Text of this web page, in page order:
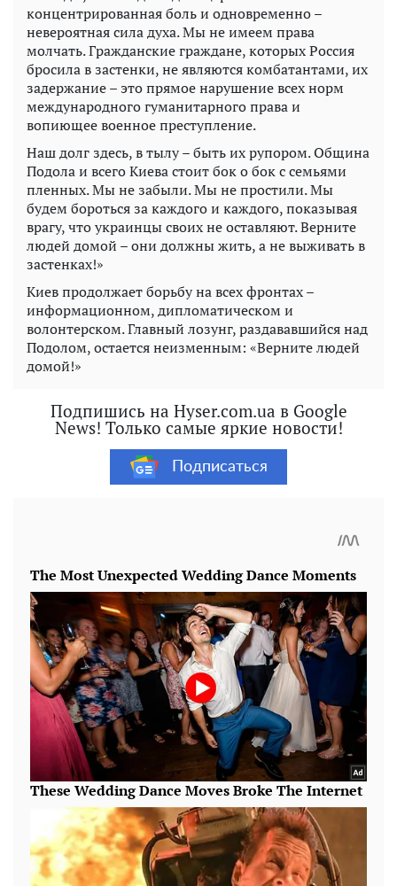
концентрированная боль и одновременно –
невероятная сила духа. Мы не имеем права
молчать. Гражданские граждане, которых Россия
бросила в застенки, не являются комбатантами, их
задержание – это прямое нарушение всех норм
международного гуманитарного права и
вопиющее военное преступление.
Наш долг здесь, в тылу – быть их рупором. Община
Подола и всего Киева стоит бок о бок с семьями
пленных. Мы не забыли. Мы не простили. Мы
будем бороться за каждого и каждого, показывая
врагу, что украинцы своих не оставляют. Верните
людей домой – они должны жить, а не выживать в
застенках!»
Киев продолжает борьбу на всех фронтах –
информационном, дипломатическом и
волонтерском. Главный лозунг, раздававшийся над
Подолом, остается неизменным: «Верните людей
домой!»
Подпишись на Hyser.com.ua в Google
News! Только самые яркие новости!
Подписаться